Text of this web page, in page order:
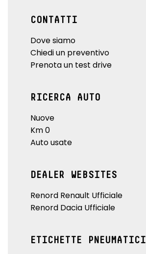
CONTATTI
Dove siamo
Chiedi un preventivo
Prenota un test drive
RICERCA AUTO
Nuove
Km 0
Auto usate
DEALER WEBSITES
Renord Renault Ufficiale
Renord Dacia Ufficiale
ETICHETTE PNEUMATICI